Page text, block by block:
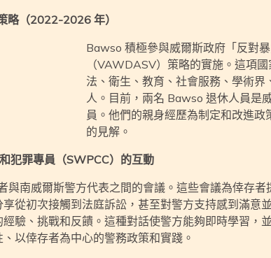
略（2022-2026 年）
Bawso 積極參與威爾斯政府「反對
（VAWDASV）策略的實施。這項
法、衛生、教育、社會服務、學術
人。目前，兩名 Bawso 退休人員是
員。他們的親身經歷為制定和改進
的見解。
犯罪專員（SWPCC）的互動
與南威爾斯警方代表之間的會議。這些會議為倖存者
從初次接觸到法庭訴訟，甚至對警方支持感到滿意
驗、挑戰和反饋。這種對話使警方能夠即時學習，
以倖存者為中心的警務政策和實踐。